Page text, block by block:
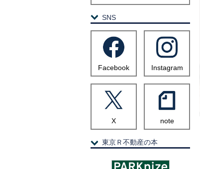
SNS
Facebook Instagram
X note
東京Ｒ不動産の本